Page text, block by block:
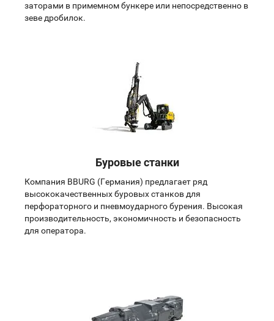
заторами в примемном бункере или непосредственно в
зеве дробилок.
Буровые станки
Компания BBURG (Германия) предлагает ряд
высококачественных буровых станков для
перфораторного и пневмоударного бурения. Высокая
производительность, экономичность и безопасность
для оператора.